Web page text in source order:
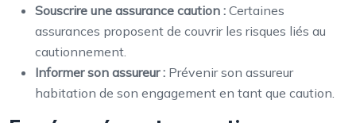
Souscrire une assurance caution : Certaines
assurances proposent de couvrir les risques liés au
cautionnement.
Informer son assureur : Prévenir son assureur
habitation de son engagement en tant que caution.